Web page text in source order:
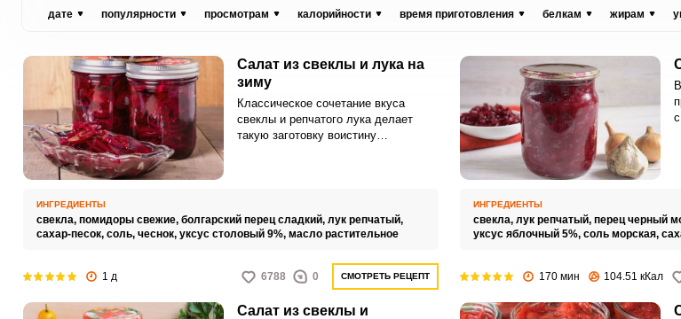
дате
популярности просмотрам калорийности время приготовления белкам жирам
Салат из свеклы и лука на
зиму
Классическое сочетание вкуса
свеклы и репчатого лука делает
такую заготовку воистину
добавлять в супы, винегреты,
овощные гарниры.
ИНГРЕДИЕНТЫ
свекла, помидоры свежие, болгарский перец сладкий, лук репчатый,
сахар-песок, соль, чеснок, уксус столовый 9%, масло растительное
1 д 6788 0 СМОТРЕТЬ РЕЦЕПТ
ИНГРЕДИЕНТЫ
свекла, лук репчатый, перец черный
уксус яблочный 5%, соль морская,
170 мин 104.51 кКал
Салат из свеклы и